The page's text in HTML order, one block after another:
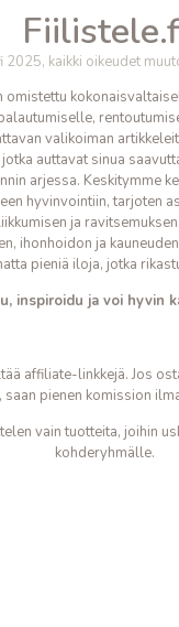
kaikki oikeudet
omistettu
valikoiman
auttavat sinua
arjessa. Keskitymme
hyvinvointiin, tarjoten
ja
ihonhoidon ja
pieniä iloja, jotka
inspiroidu ja voi hyvin
affiliate-linkkejä. Jos
saan pienen komission
vain tuotteita, joihin
kohderyhmälle.